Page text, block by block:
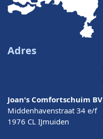
Adres
Joan's Comfortschuim BV
Middenhavenstraat 34 e/f
1976 CL IJmuiden